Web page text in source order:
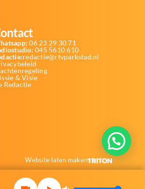
06 23 29 30 71
045 5610 610
redactie@rtvparkstad.nl
& Visie
Redactie
Website laten maken